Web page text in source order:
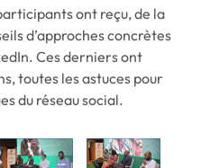
ont reçu, de la
d’approches concrètes
Ces derniers ont
toutes les astuces pour
du réseau social.